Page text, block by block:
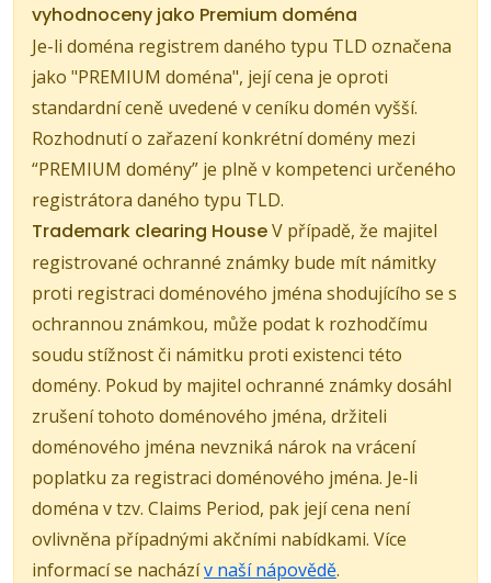
vyhodnoceny jako Premium doména
Je-li doména registrem daného typu TLD označena
jako "PREMIUM doména", její cena je oproti
standardní ceně uvedené v ceníku domén vyšší.
Rozhodnutí o zařazení konkrétní domény mezi
“PREMIUM domény” je plně v kompetenci určeného
registrátora daného typu TLD.
Trademark clearing HouseV případě, že majitel
registrované ochranné známky bude mít námitky
proti registraci doménového jména shodujícího se s
ochrannou známkou, může podat k rozhodčímu
soudu stížnost či námitku proti existenci této
domény. Pokud by majitel ochranné známky dosáhl
zrušení tohoto doménového jména, držiteli
doménového jména nevzniká nárok na vrácení
poplatku za registraci doménového jména. Je-li
doména v tzv. Claims Period, pak její cena není
ovlivněna případnými akčními nabídkami. Více
informací se nacházív naší nápovědě.